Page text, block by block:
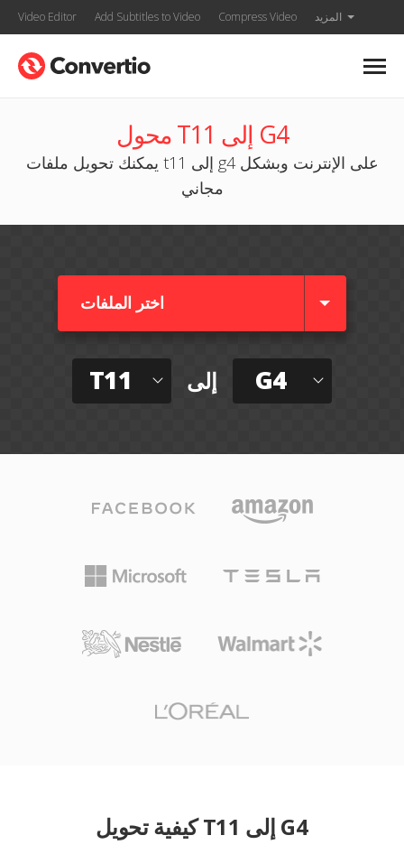
Video Editor Add Subtitles to Video Compress Video المزيد
محول T11 إلى G4
يمكنك تحويل ملفات t11 إلى g4 على الإنترنت وبشكل
مجاني
اختر الملفات
T11 إلى G4
كيفية تحويل T11 إلى G4